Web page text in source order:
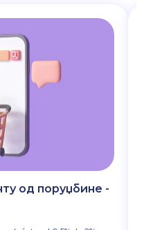
од поруџбине -